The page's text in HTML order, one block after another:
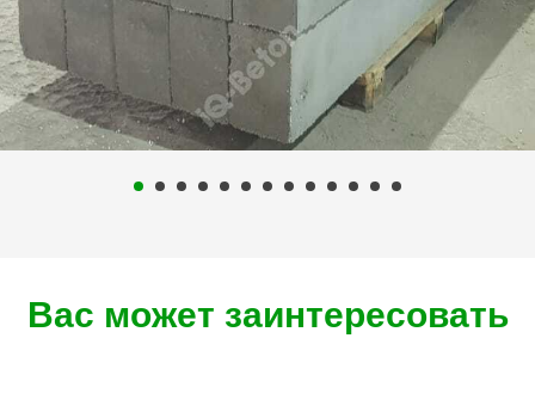
Вас может заинтересовать